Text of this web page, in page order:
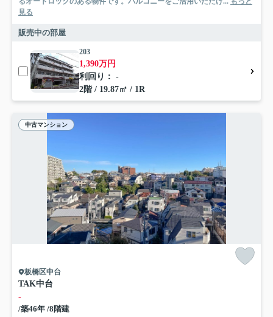
見る
販売中の部屋
203
1,390万円
利回り： -
2階 / 19.87㎡ / 1R
中古マンション
板橋区中台
TAK中台
-
/築46年 /8階建